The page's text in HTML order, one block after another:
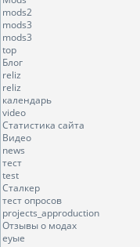
mods2
mods3
mods3
top
Блог
reliz
reliz
календарь
video
Статистика сайта
Видео
news
тест
test
Сталкер
тест опросов
projects_approduction
Отзывы о модах
еуые